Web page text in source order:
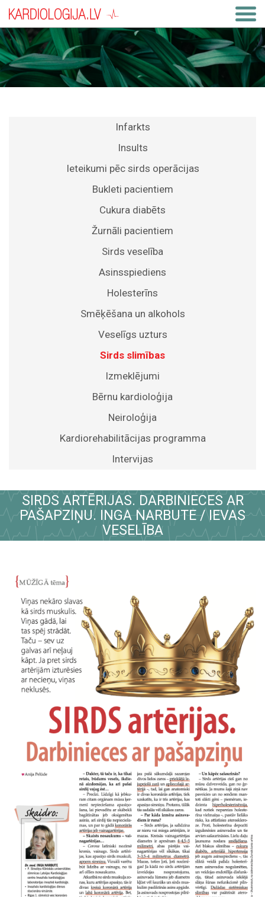
Infarkts
Insults
Ieteikumi pēc sirds operācijas
Bukleti pacientiem
Cukura diabēts
Žurnāli pacientiem
Sirds veselība
Asinsspiediens
Holesterīns
Smēķēšana un alkohols
Veselīgs uzturs
Sirds slimības
Izmeklējumi
Bērnu kardioloģija
Neiroloģija
Kardiorehabilitācijas programma
Intervijas
SIRDS ARTĒRIJAS. DARBINIECES AR
PAŠAPZIŅU. INGA NARBUTE / IEVAS
VESELĪBA